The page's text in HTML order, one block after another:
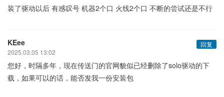
装了驱动以后 有感叹号 机器2个口 火线2个口 不断的尝试还是不行
KEee
回复
2025.03.05 13:02
您好，时隔多年，现在传送门的官网貌似已经删除了solo驱动的下
载，如果可以的话，能否发我一份安装包